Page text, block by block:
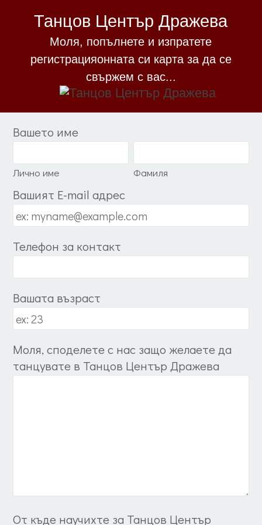
Танцов Център Дражева
Моля, попълнете и изпратете
регистрацияонната си карта за да се
свържем с вас...
Вашето име
Лично име Фамиля
Вашият E-mail адрес
Телефон за контакт
Вашата възраст
Моля, споделете с нас защо желаете да
танцувате в Танцов Център Дражева
От къде научихте за Танцов Център